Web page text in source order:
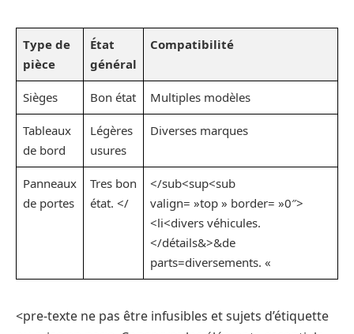
Type de
pièce
État
général
Compatibilité
Sièges Bon état Multiples modèles
Tableaux
de bord
Légères
usures
Diverses marques
Panneaux
de portes
Tres bon
état. </
</sub<sup<sub
valign= »top » border= »0″>
<li<divers véhicules.
</détails&>&de
parts=diversements. «
<pre-texte ne pas être infusibles et sujets d’étiquette